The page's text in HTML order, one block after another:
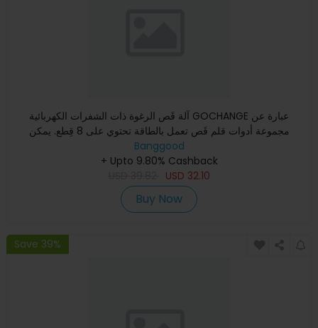
آلة قَص الرغوة ذات الشفرات الكهربائية GOCHANGE عبارة عن
مجموعة أدوات قلم قَص تعمل بالطاقة تحتوي على 8 قِطع. يمكن
استخدام
Banggood
+ Upto 9.80% Cashback
USD 32.10
Buy Now
Save 39%